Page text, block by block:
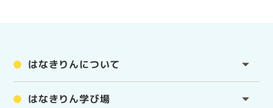
はなきりんについて
はなきりん学び場